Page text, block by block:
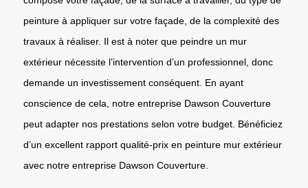
peinture à appliquer sur votre façade, de la complexité des
travaux à réaliser. Il est à noter que peindre un mur
extérieur nécessite l’intervention d’un professionnel, donc
demande un investissement conséquent. En ayant
conscience de cela, notre entreprise Dawson Couverture
peut adapter nos prestations selon votre budget. Bénéficiez
d’un excellent rapport qualité-prix en peinture mur extérieur
avec notre entreprise Dawson Couverture.